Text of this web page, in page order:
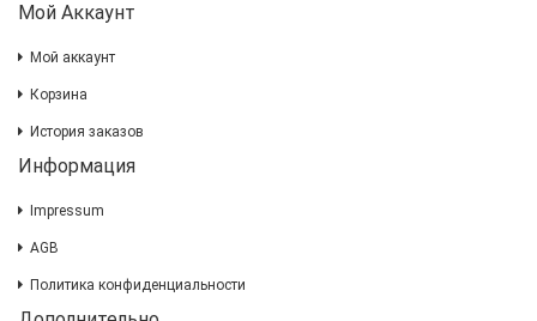
Мой Аккаунт
Мой аккаунт
Корзина
История заказов
Информация
Impressum
AGB
Политика конфиденциальности